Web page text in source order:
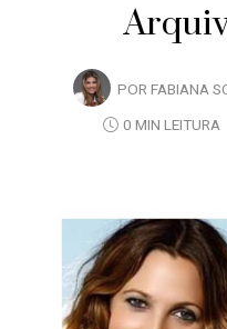
POR FABIANA
0 MIN LEITURA